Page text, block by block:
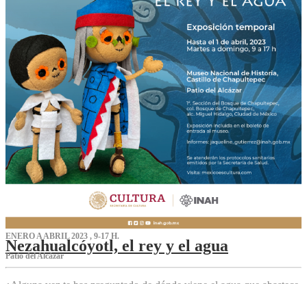
ENERO A ABRIL 2023 , 9-17 H.
Nezahualcóyotl, el rey y el agua
Patio del Alcázar